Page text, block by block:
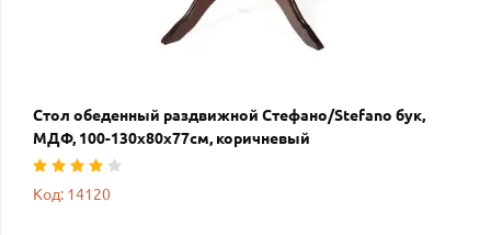
Стол обеденный раздвижной Стефано/Stefano бук,
МДФ, 100-130х80х77см, коричневый
Код: 14120